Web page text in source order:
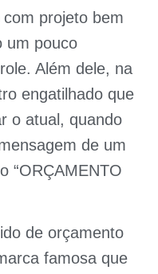
projeto bem
um pouco
Além dele, na
engatilhado que
o atual, quando
de um
“ORÇAMENTO
de orçamento
famosa que